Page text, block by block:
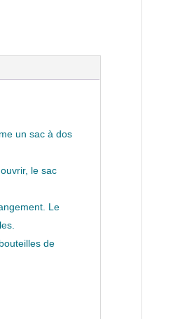
un sac à dos
le sac
Le
de